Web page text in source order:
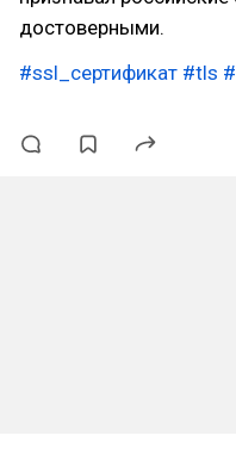
достоверными.
#ssl_сертификат #tls